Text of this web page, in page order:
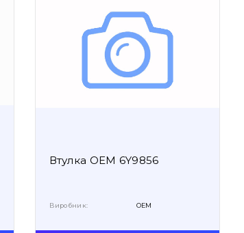
Втулка OEM 6Y9856
Виробник: OEM